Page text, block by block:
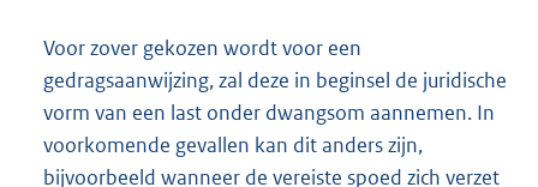
Voor zover gekozen wordt voor een
gedragsaanwijzing, zal deze in beginsel de juridische
vorm van een last onder dwangsom aannemen. In
voorkomende gevallen kan dit anders zijn,
bijvoorbeeld wanneer de vereiste spoed zich verzet